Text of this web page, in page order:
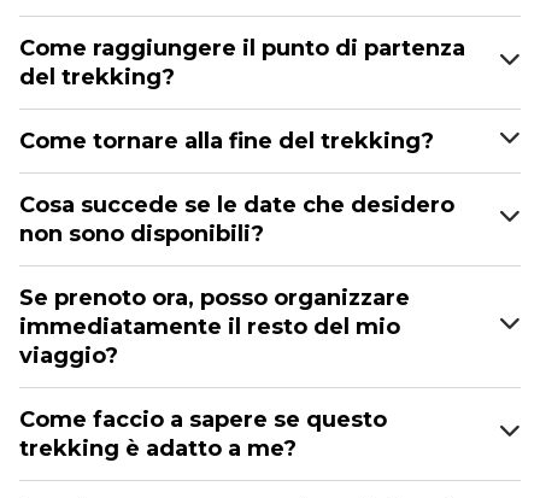
Come raggiungere il punto di partenza
del trekking?
Come tornare alla fine del trekking?
Cosa succede se le date che desidero
non sono disponibili?
Se prenoto ora, posso organizzare
immediatamente il resto del mio
viaggio?
Come faccio a sapere se questo
trekking è adatto a me?